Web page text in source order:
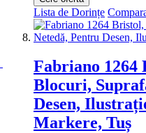
Lista de Dorințe
Fabriano
Blocuri,
Desen,
Markere, Tuș